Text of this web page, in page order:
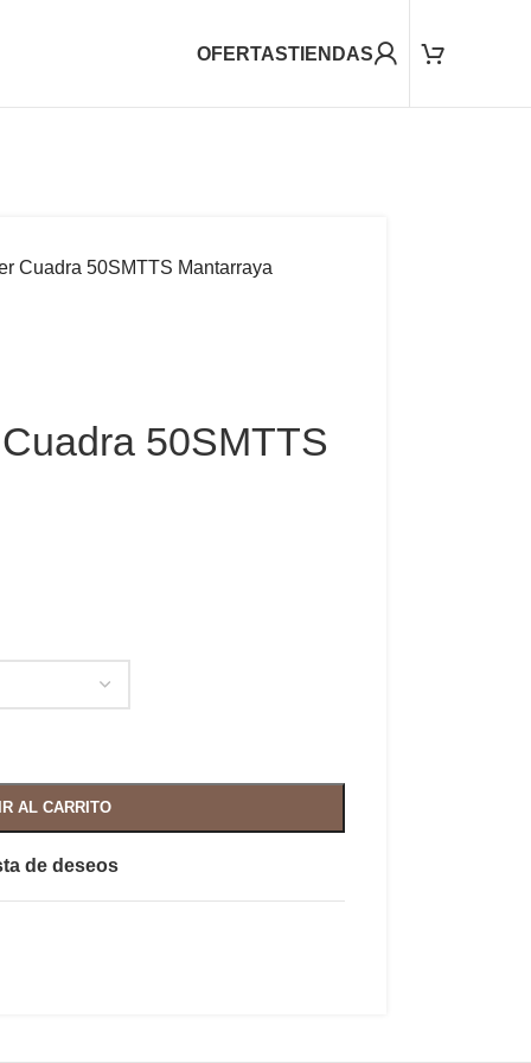
OFERTASTIENDAS
Cuadra 50SMTTS Mantarraya
50SMTTS
AL CARRITO
de deseos